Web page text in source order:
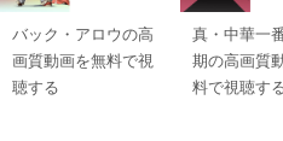
バック・アロウの高
画質動画を無料で視
聴する
真・中華一
期の高画質
料で視聴す